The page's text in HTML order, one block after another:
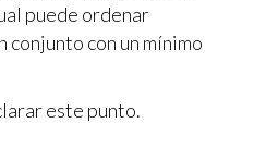
puede ordenar
con un mínimo
este punto.